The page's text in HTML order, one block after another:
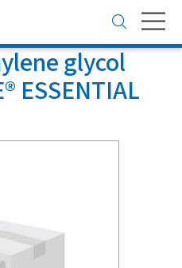
Toggle
navigation
glycol
ESSENTIAL